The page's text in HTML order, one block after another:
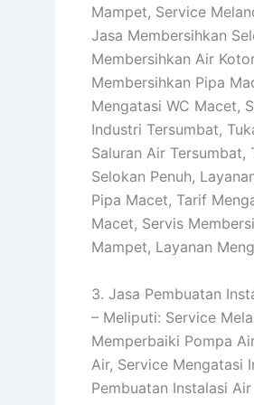
Mampet, Service
Jasa Membersihkan
Membersihkan Air
Membersihkan Pipa
Mengatasi WC Macet,
Industri Tersumbat,
Saluran Air
Selokan Penuh,
Pipa Macet, Tarif
Macet, Servis
Mampet, Layanan
3. Jasa Pembuatan
– Meliputi: Service
Memperbaiki Pompa
Air, Service Mengatasi
Pembuatan Instalasi Air